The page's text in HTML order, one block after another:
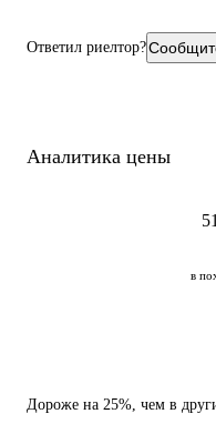
рукой.
Ответил риелтор?
Аналитика цены
в
Дороже на 25% , чем в